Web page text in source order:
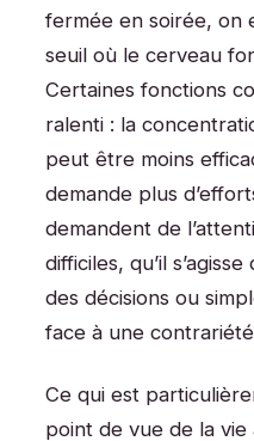
fermée en soirée, on
seuil où le cerveau
Certaines fonctions
ralenti : la
peut être moins
demande plus
demandent de
difficiles, qu’il
des décisions ou
face à une
Ce qui est
point de vue de la vie